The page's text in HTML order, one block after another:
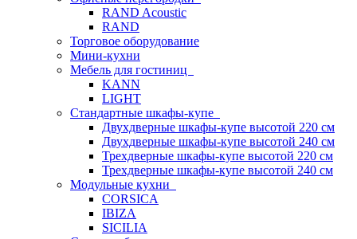
RAND Acoustic
RAND
Торговое оборудование
Мини-кухни
Мебель для гостиниц
KANN
LIGHT
Стандартные шкафы-купе
Двухдверные шкафы-купе высотой 220 см
Двухдверные шкафы-купе высотой 240 см
Трехдверные шкафы-купе высотой 220 см
Трехдверные шкафы-купе высотой 240 см
Модульные кухни
CORSICA
IBIZA
SICILIA